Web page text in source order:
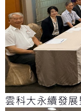
雲科大永續發